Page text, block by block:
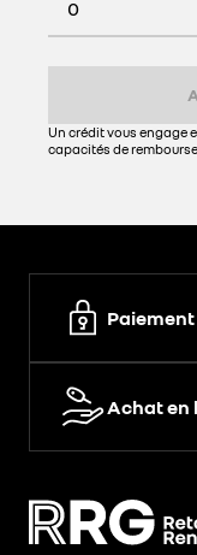
Un crédit vous engage
capacités de
Achat en